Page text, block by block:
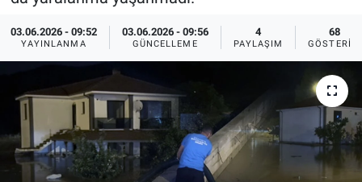
03.06.2026 - 09:52
YAYINLANMA
03.06.2026 - 09:56
GÜNCELLEME
4
PAYLAŞIM
68
GÖSTERIM